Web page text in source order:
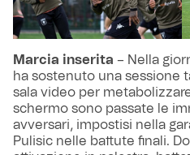
Marcia inserita – Nella
ha sostenuto una sessione
sala video per
schermo sono passate le
avversari, impostisi nella
Pulisic nelle battute finali.